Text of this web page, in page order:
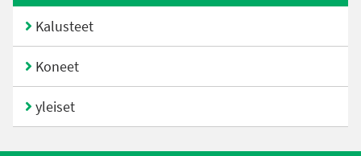
Kalusteet
Koneet
yleiset